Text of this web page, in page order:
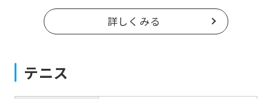
詳しくみる
テニス
translation)
to